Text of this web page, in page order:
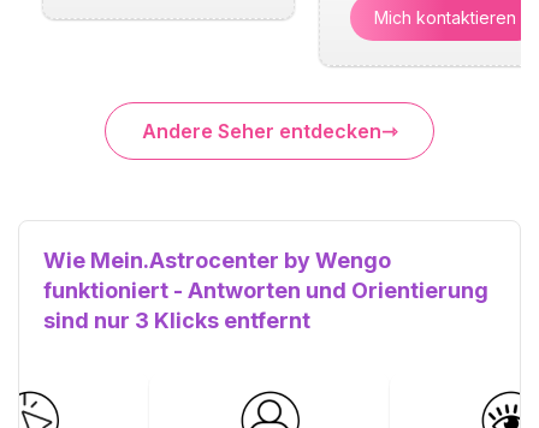
Mich kontaktieren
Andere Seher entdecken
Wie Mein.Astrocenter by Wengo
funktioniert - Antworten und Orientierung
sind nur 3 Klicks entfernt